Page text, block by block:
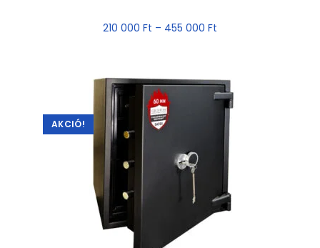
210 000 Ft – 455 000 Ft
AKCIÓ!